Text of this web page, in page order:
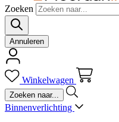
Zoeken
Annuleren
Winkelwagen
Binnenverlichting